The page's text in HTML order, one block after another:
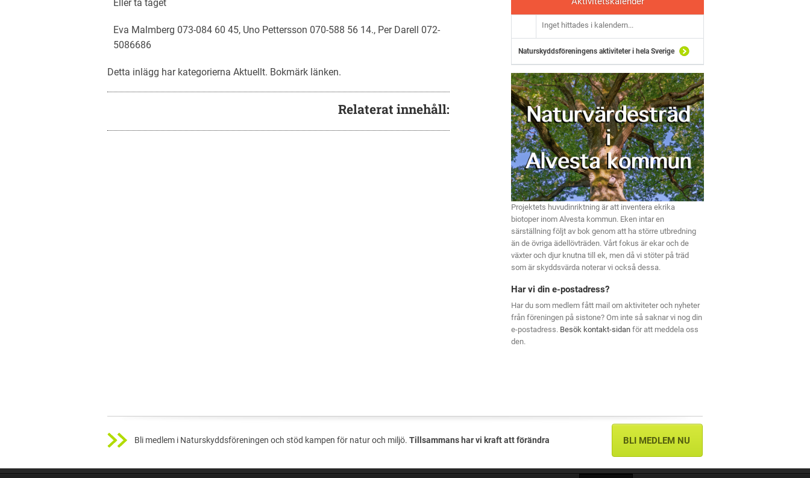
Eller ta tåget
Eva Malmberg 073-084 60 45, Uno Pettersson 070-588 56 14., Per Darell 072-
5086686
Detta inlägg har kategorierna Aktuellt. Bokmärk länken.
Relaterat innehåll:
Inget hittades i kalendern...
Naturskyddsföreningens aktiviteter i hela Sverige
Projektets huvudinriktning är att inventera ekrika
biotoper inom Alvesta kommun. Eken intar en
särställning följt av bok genom att ha större utbredning
än de övriga ädellövträden. Vårt fokus är ekar och de
växter och djur knutna till ek, men då vi stöter på träd
som är skyddsvärda noterar vi också dessa.
Har vi din e-postadress?
Har du som medlem fått mail om aktiviteter och nyheter
från föreningen på sistone? Om inte så saknar vi nog din
e-postadress. Besök kontakt-sidan för att meddela oss
den.
Bli medlem i Naturskyddsföreningen och stöd kampen för natur och miljö. Tillsammans har vi kraft att förändra BLI MEDLEM NU